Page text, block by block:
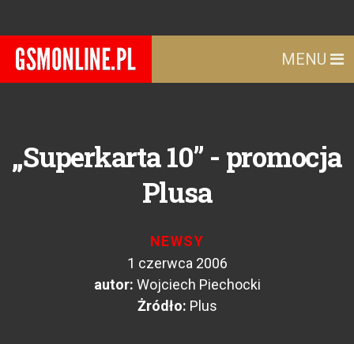
MENU
„Superkarta 10” - promocja
Plusa
NEWSY
1 czerwca 2006
autor: Wojciech Piechocki
Żródło: Plus